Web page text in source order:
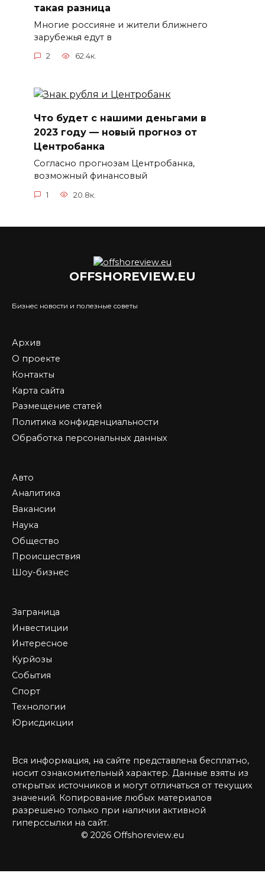
такая разница
Многие россияне и жители ближнего
зарубежья едут в
2 62.4к.
Что будет с нашими деньгами в
2023 году — новый прогноз от
Центробанка
Согласно прогнозам Центробанка,
возможный финансовый
1 20.8к.
OFFSHOREVIEW.EU
Бизнес новости и полезные советы
Архив
О проекте
Контакты
Карта сайта
Размещение статей
Политика конфиденциальности
Обработка персональных данных
Авто
Аналитика
Вакансии
Наука
Общество
Происшествия
Шоу-бизнес
Заграница
Инвестиции
Интересное
Курйозы
События
Спорт
Технологии
Юрисдикции
Вся информация, на сайте представлена бесплатно,
носит ознакомительный характер. Данные взяты из
открытых источников и могут отличаться от текущих
значений. Копирование любых материалов
разрешено только при наличии активной
гиперссылки на сайт.
© 2026 Offshoreview.eu